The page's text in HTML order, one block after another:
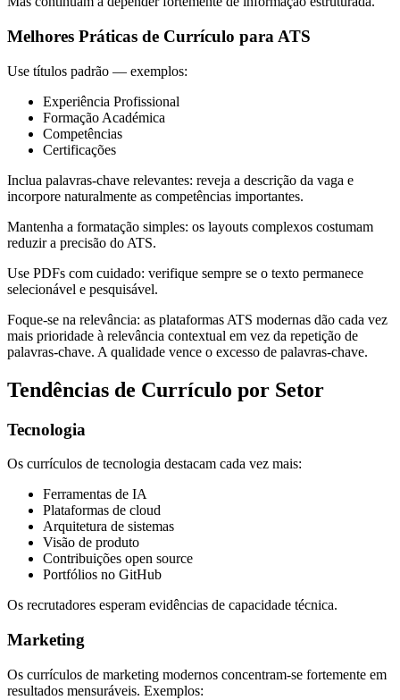
Melhores Práticas de Currículo para ATS
Use títulos padrão — exemplos:
Experiência Profissional
Formação Académica
Competências
Certificações
Inclua palavras-chave relevantes: reveja a descrição da vaga e
incorpore naturalmente as competências importantes.
Mantenha a formatação simples: os layouts complexos costumam
reduzir a precisão do ATS.
Use PDFs com cuidado: verifique sempre se o texto permanece
selecionável e pesquisável.
Foque-se na relevância: as plataformas ATS modernas dão cada vez
mais prioridade à relevância contextual em vez da repetição de
palavras-chave. A qualidade vence o excesso de palavras-chave.
Tendências de Currículo por Setor
Tecnologia
Os currículos de tecnologia destacam cada vez mais:
Ferramentas de IA
Plataformas de cloud
Arquitetura de sistemas
Visão de produto
Contribuições open source
Portfólios no GitHub
Os recrutadores esperam evidências de capacidade técnica.
Marketing
Os currículos de marketing modernos concentram-se fortemente em
resultados mensuráveis. Exemplos: